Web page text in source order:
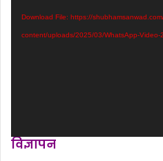
Download File: https://
content/uploads/2025/03/WhatsApp-
विज्ञापन